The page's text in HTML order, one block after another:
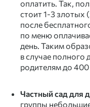
оплатить. Так,
стоит 1-3 злотых
после
по меню
день. Таким
в случае
родителям до
Частный сад для
группы